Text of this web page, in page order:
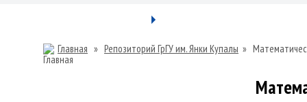
Главная » Репозиторий ГрГУ им. Янки Купалы »